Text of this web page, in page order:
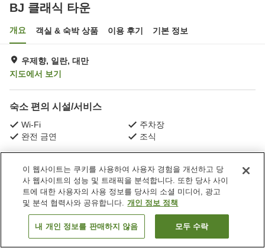
BJ 클래식 타운
개요 객실 & 숙박 상품 이용 후기 기본 정보
우제향, 일란, 대만
지도에서 보기
숙소 편의 시설/서비스
Wi-Fi
주차장
완전 금연
조식
대만 일란 우제향 BJ 클래식 타운
객실 보기
이 웹사이트는 쿠키를 사용하여 사용자 경험을 개선하고 당
사 웹사이트의 성능 및 트래픽을 분석합니다. 또한 당사 사이
트에 대한 사용자의 사용 정보를 당사의 소셜 미디어, 광고
및 분석 협력사와 공유합니다. 개인 정보 정책
내 개인 정보를 판매하지 않음 모두 수락